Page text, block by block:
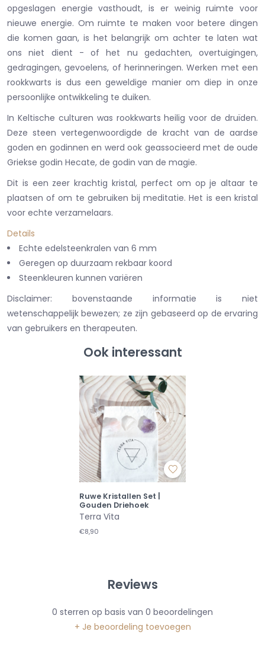
opgeslagen energie vasthoudt, is er weinig ruimte voor
nieuwe energie. Om ruimte te maken voor betere dingen
die komen gaan, is het belangrijk om achter te laten wat
ons niet dient - of het nu gedachten, overtuigingen,
gedragingen, gevoelens, of herinneringen. Werken met een
rookkwarts is dus een geweldige manier om diep in onze
persoonlijke ontwikkeling te duiken.
In Keltische culturen was rookkwarts heilig voor de druïden.
Deze steen vertegenwoordigde de kracht van de aardse
goden en godinnen en werd ook geassocieerd met de oude
Griekse godin Hecate, de godin van de magie.
Dit is een zeer krachtig kristal, perfect om op je altaar te
plaatsen of om te gebruiken bij meditatie. Het is een kristal
voor echte verzamelaars.
Details
Echte edelsteenkralen van 6 mm
Geregen op duurzaam rekbaar koord
Steenkleuren kunnen variëren
Disclaimer: bovenstaande informatie is niet
wetenschappelijk bewezen; ze zijn gebaseerd op de ervaring
van gebruikers en therapeuten.
Ook interessant
Ruwe Kristallen Set |
Gouden Driehoek
Terra Vita
€8,90
Reviews
0 sterren op basis van 0 beoordelingen
+ Je beoordeling toevoegen